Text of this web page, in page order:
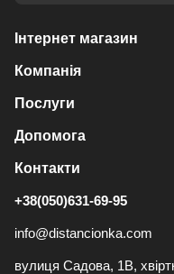
Інтернет магазин
Компанія
Послуги
Допомога
Контакти
+38(050)631-69-95
info@distancionka.com
вулиця Садова, 1В,